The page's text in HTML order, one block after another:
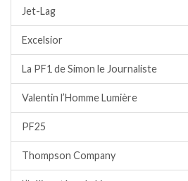
Jet-Lag
Excelsior
La PF1 de Simon le Journaliste
Valentin l’Homme Lumière
PF25
Thompson Company